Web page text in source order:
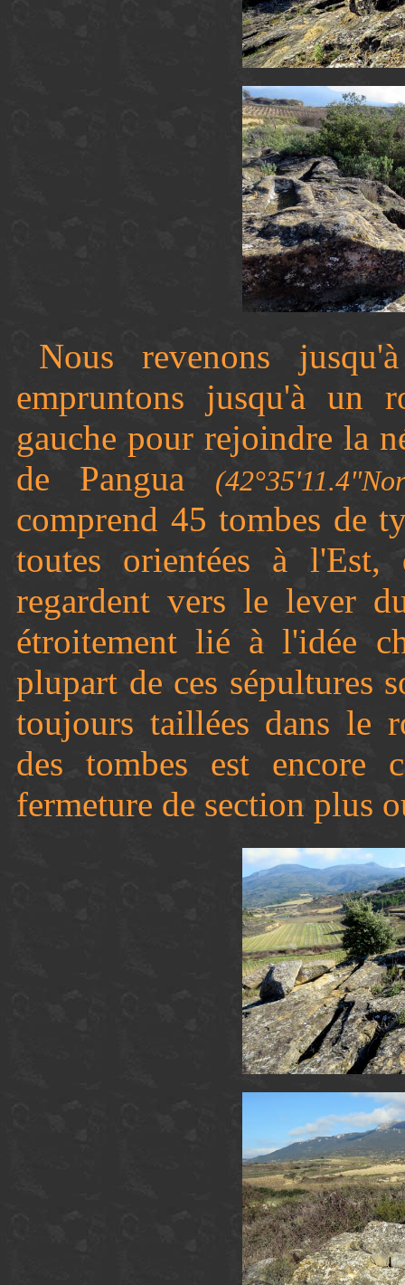
Nous revenons
empruntons jusqu'à un
gauche pour rejoindre la
de Pangua
comprend 45 tombes de
toutes orientées à
regardent vers le lever
étroitement lié à l'idée
plupart de ces sépultures
toujours taillées dans le
des tombes est encore
fermeture de section plus